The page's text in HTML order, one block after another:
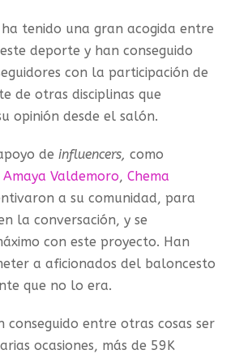
tenido una gran acogida entre
deporte y han conseguido
con la participación de
de otras disciplinas que
opinión desde el salón.
deinfluencers, como
Amaya Valdemoro,Chema
a su comunidad, para
la conversación, y se
con este proyecto. Han
a aficionados del baloncesto
que no lo era.
conseguido entre otras cosas ser
ocasiones, más de 59K